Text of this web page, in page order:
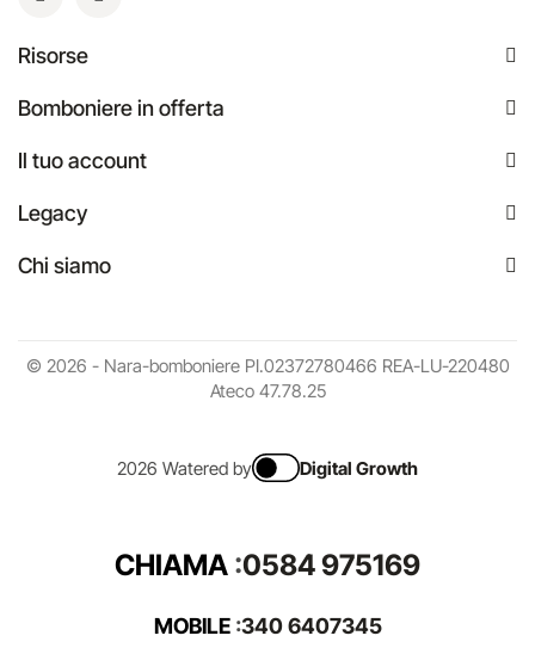
Risorse
Bomboniere in offerta
Il tuo account
Legacy
Chi siamo
© 2026 - Nara-bomboniere PI.02372780466 REA-LU-220480
Ateco 47.78.25
2026 Watered by Digital Growth
CHIAMA :0584 975169
MOBILE:340 6407345